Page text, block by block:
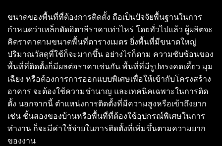
ขนาดของพื้นที่ที่ต้องการติดตั้ง ถือเป็นปัจจัยพื้นฐานในการ
กำหนดว่าเหล็กดัดอิตาลีราคาเท่าไหร่ โดยทั่วไปแล้ว ผู้ผลิตจะ
คิดราคาตามขนาดพื้นที่ตารางเมตร ยิ่งพื้นที่มีขนาดใหญ่
ปริมาณวัสดุที่ใช้ก็จะมากขึ้น อย่างไรก็ตาม ความซับซ้อนของ
พื้นที่ที่ติดตั้งก็มีผลต่อราคาเช่นกัน พื้นที่ที่มีรูปทรงคดเคี้ยว มุม
เฉียง หรือต้องการการออกแบบพิเศษเพื่อให้เข้ากับโครงสร้าง
อาคาร จะต้องใช้ความชำนาญ และเทคนิคเฉพาะในการติด
ตั้ง นอกจากนี้ ตำแหน่งการติดตั้งที่มีความสูงหรือเข้าถึงยาก
เช่น ชั้นสองของบ้านหรือพื้นที่ที่ต้องใช้อุปกรณ์พิเศษในการ
ทำงาน ก็จะมีค่าใช้จ่ายในการติดตั้งที่เพิ่มขึ้นตามความยาก
ของงาน